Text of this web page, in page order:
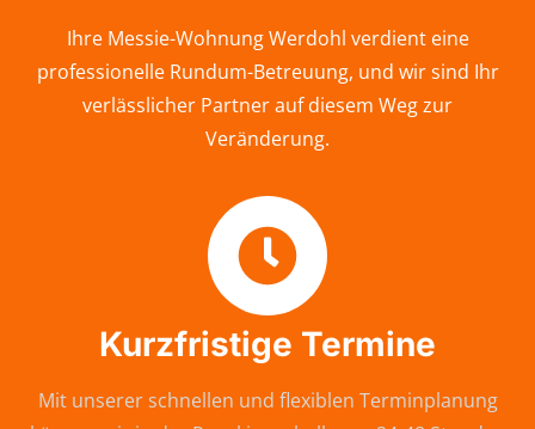
Ihre Messie-Wohnung Werdohl verdient eine
professionelle Rundum-Betreuung, und wir sind Ihr
verlässlicher Partner auf diesem Weg zur
Veränderung.
Kurzfristige Termine
Mit unserer schnellen und flexiblen Terminplanung